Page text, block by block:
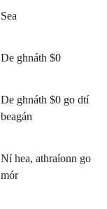
Sea
De ghnáth $0
De ghnáth $0 go dtí
beagán
Ní hea, athraíonn go
mór